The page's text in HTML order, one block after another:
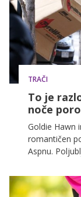
TRAČI
To je
noče
Goldie Hawn
romantičen
Aspnu.
zelo